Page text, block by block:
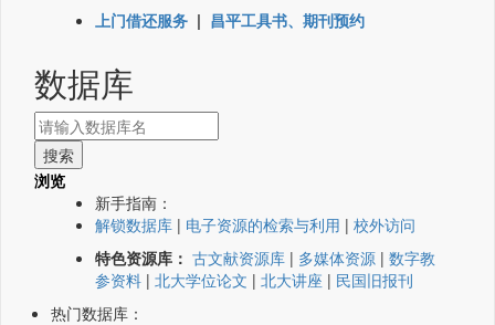
上门借还服务 | 昌平工具书、期刊预约
数据库
浏览
新手指南：
解锁数据库 | 电子资源的检索与利用 | 校外访问
特色资源库： 古文献资源库 | 多媒体资源 | 数字教
参资料 | 北大学位论文 | 北大讲座 | 民国旧报刊
热门数据库：